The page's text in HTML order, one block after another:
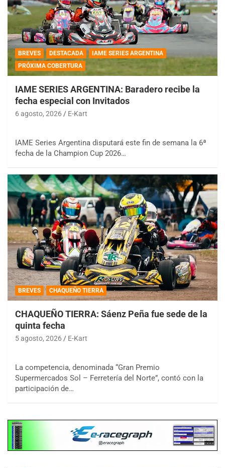
BREVES DESTACADA
IAME SERIES ARGENTINA
PRÓXIMA COBERTURA
IAME SERIES ARGENTINA: Baradero recibe la
fecha especial con Invitados
6 agosto, 2026 E-Kart
IAME Series Argentina disputará este fin de semana la 6ª
fecha de la Champion Cup 2026…
BREVES CHAQUEÑO TIERRA
CHAQUEÑO TIERRA: Sáenz Peña fue sede de la
quinta fecha
5 agosto, 2026 E-Kart
La competencia, denominada “Gran Premio
Supermercados Sol – Ferretería del Norte”, contó con la
participación de…